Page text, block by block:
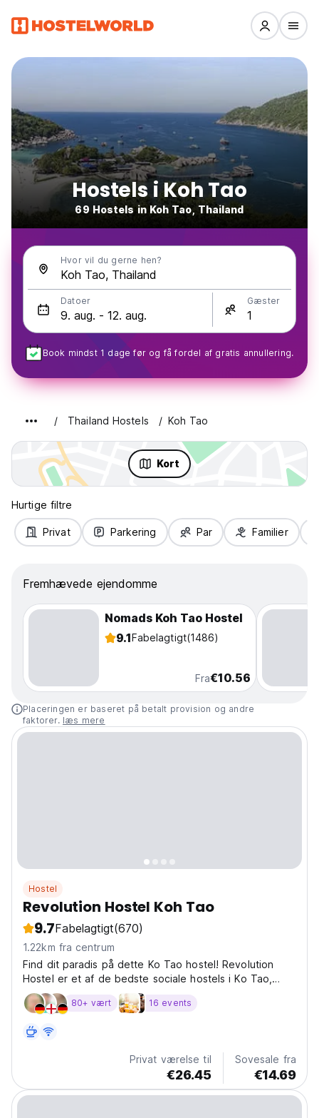
Hostels i Koh Tao
69 Hostels in Koh Tao, Thailand
Hvor vil du gerne hen?
Datoer Gæster
Book mindst 1 dage før og få fordel af gratis annullering.
Thailand Hostels Koh Tao
Kort
Hurtige filtre
Privat Parkering Par Familier
Fremhævede ejendomme
Nomads Koh Tao Hostel
9.1Fabelagtigt(1486)
Fra€10.56
Placeringen er baseret på betalt provision og andre
faktorer. læs mere
Hostel
Revolution Hostel Koh Tao
9.7Fabelagtigt(670)
1.22km fra centrum
Find dit paradis på dette Ko Tao hostel! Revolution
Hostel er et af de bedste sociale hostels i Ko Tao,
Thailand, til at udforske strande og dykkersteder.
(Auto-translated from original language)
80+ vært 16 events
Privat værelse til
€26.45
Sovesale fra
€14.69